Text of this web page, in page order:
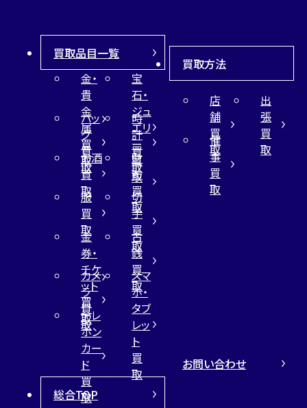
買取品目一覧
金・
貴
金
属
買
取
宝
石・
ジュ
エリ
ー
買
取
バッ
グ
買
取
時
計
買
取
お酒
買
取
財
布
買
取
服
買
取
切
手
買
取
金
券・
チケ
ット
買
取
古
銭
買
取
カメ
ラ
買
取
スマ
ホ・
タブ
レッ
ト
買
取
テレ
ホン
カー
ド
買
取
買取方法
店
舗
買
取
出
張
買
取
催
事
買
取
総合TOP
お問い合わせ